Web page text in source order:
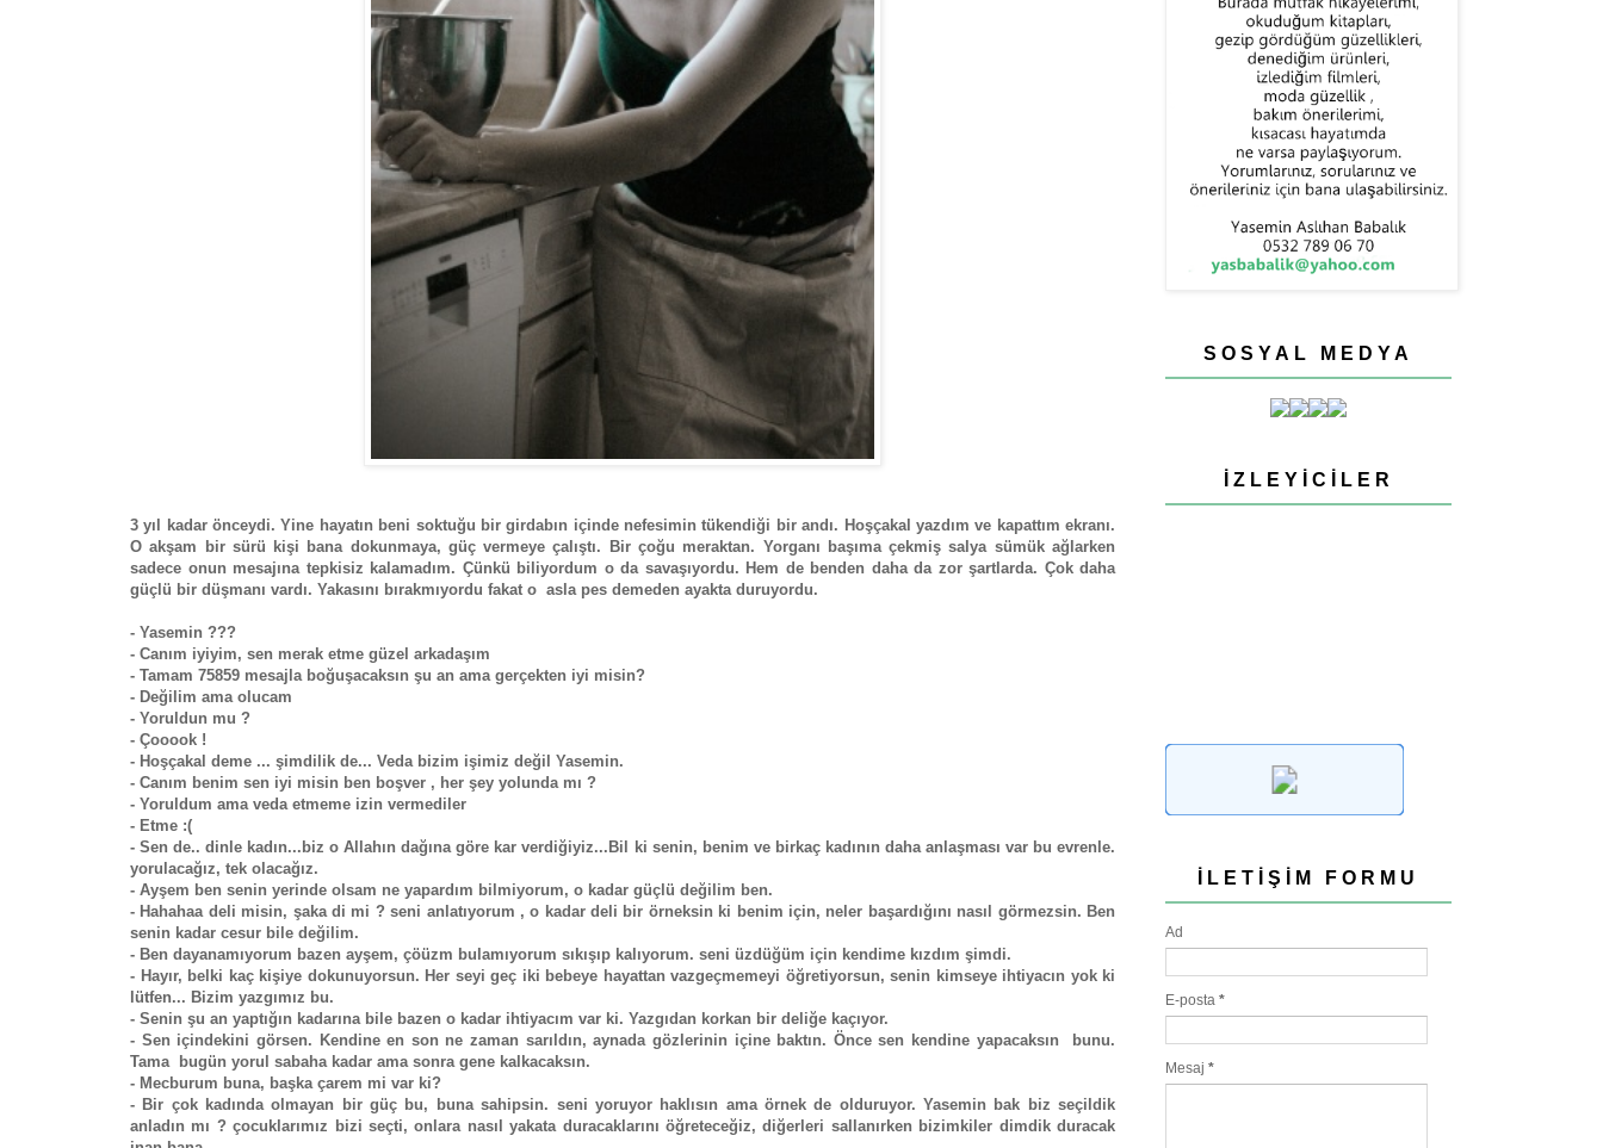
3 yıl kadar önceydi. Yine hayatın beni soktuğu bir girdabın içinde nefesimin tükendiği bir andı. Hoşçakal yazdım ve kapattım ekranı.
O akşam bir sürü kişi bana dokunmaya, güç vermeye çalıştı. Bir çoğu meraktan. Yorganı başıma çekmiş salya sümük ağlarken
sadece onun mesajına tepkisiz kalamadım. Çünkü biliyordum o da savaşıyordu. Hem de benden daha da zor şartlarda. Çok daha
güçlü bir düşmanı vardı. Yakasını bırakmıyordu fakat o asla pes demeden ayakta duruyordu.
- Yasemin ???
- Canım iyiyim, sen merak etme güzel arkadaşım
- Tamam 75859 mesajla boğuşacaksın şu an ama gerçekten iyi misin?
- Değilim ama olucam
- Yoruldun mu ?
- Çooook !
- Hoşçakal deme ... şimdilik de... Veda bizim işimiz değil Yasemin.
- Canım benim sen iyi misin ben boşver , her şey yolunda mı ?
- Yoruldum ama veda etmeme izin vermediler
- Etme :(
- Sen de.. dinle kadın...biz o Allahın dağına göre kar verdiğiyiz...Bil ki senin, benim ve birkaç kadının daha anlaşması var bu evrenle.
yorulacağız, tek olacağız.
- Ayşem ben senin yerinde olsam ne yapardım bilmiyorum, o kadar güçlü değilim ben.
- Hahahaa deli misin, şaka di mi ? seni anlatıyorum , o kadar deli bir örneksin ki benim için, neler başardığını nasıl görmezsin. Ben
senin kadar cesur bile değilim.
- Ben dayanamıyorum bazen ayşem, çöüzm bulamıyorum sıkışıp kalıyorum. seni üzdüğüm için kendime kızdım şimdi.
- Hayır, belki kaç kişiye dokunuyorsun. Her seyi geç iki bebeye hayattan vazgeçmemeyi öğretiyorsun, senin kimseye ihtiyacın yok ki
lütfen... Bizim yazgımız bu.
- Senin şu an yaptığın kadarına bile bazen o kadar ihtiyacım var ki. Yazgıdan korkan bir deliğe kaçıyor.
- Sen içindekini görsen. Kendine en son ne zaman sarıldın, aynada gözlerinin içine baktın. Önce sen kendine yapacaksın bunu.
Tama bugün yorul sabaha kadar ama sonra gene kalkacaksın.
- Mecburum buna, başka çarem mi var ki?
- Bir çok kadında olmayan bir güç bu, buna sahipsin. seni yoruyor haklısın ama örnek de olduruyor. Yasemin bak biz seçildik
anladın mı ? çocuklarımız bizi seçti, onlara nasıl yakata duracaklarını öğreteceğiz, diğerleri sallanırken bizimkiler dimdik duracak
SOSYAL MEDYA
İZLEYICILER
İLETIŞIM FORMU
Ad
E-posta *
Mesaj *